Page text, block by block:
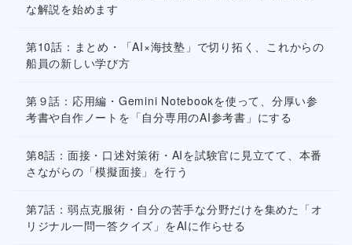
な解説を始めます
第10話：まとめ・「AI×海技塾」で切り拓く、これからの
船員の新しい学び方
第９話：応用編・Gemini Notebookを使って、分厚い参
考書や自作ノートを「自分専用のAI参考書」にする
第8話：面接・口述対策術・AIを試験官に見立てて、本番
さながらの「模擬面接」を行う
第7話：弱点克服術・自分の苦手な分野だけを集めた「オ
リジナル一問一答クイズ」をAIに作らせる